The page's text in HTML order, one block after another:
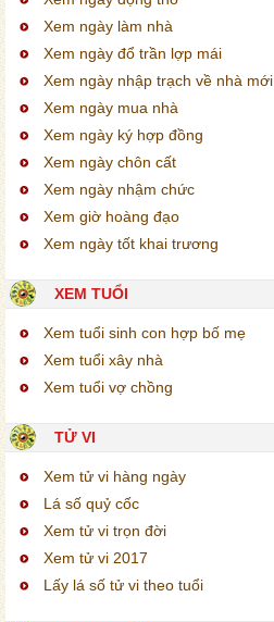
Xem ngày làm nhà
Xem ngày đổ trần lợp mái
Xem ngày nhập trạch về nhà mới
Xem ngày mua nhà
Xem ngày ký hợp đồng
Xem ngày chôn cất
Xem ngày nhậm chức
Xem giờ hoàng đạo
Xem ngày tốt khai trương
XEM TUỔI
Xem tuổi sinh con hợp bố mẹ
Xem tuổi xây nhà
Xem tuổi vợ chồng
TỬ VI
Xem tử vi hàng ngày
Lá số quỷ cốc
Xem tử vi trọn đời
Xem tử vi 2017
Lấy lá số tử vi theo tuổi